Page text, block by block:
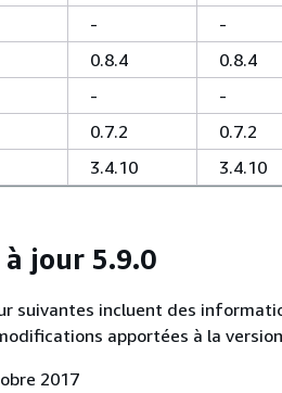
- -
0.8.4 0.8.4
- -
0.7.2 0.7.2
3.4.10 3.4.10
jour 5.9.0
suivantes incluent des
apportées à la
2017